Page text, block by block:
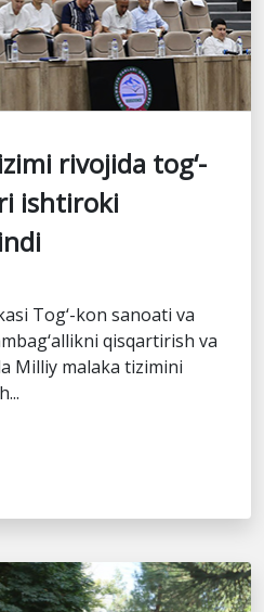
rivojida tog‘-
ishtiroki
Tog‘-kon sanoati va
qisqartirish va
Milliy malaka tizimini